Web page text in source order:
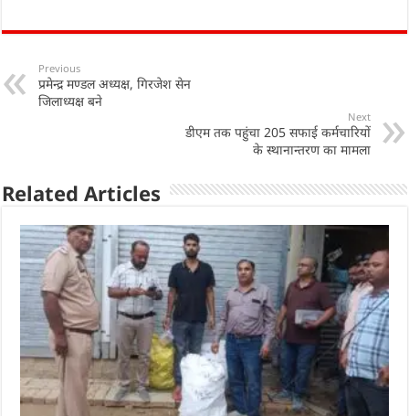
at
s
A
c
b
k
k
e
dI
ar
Previous
प्रमेन्द्र मण्डल अध्यक्ष, गिरजेश सेन
जिलाध्यक्ष बने
Next
डीएम तक पहुंचा 205 सफाई कर्मचारियों
के स्थानान्तरण का मामला
Related Articles